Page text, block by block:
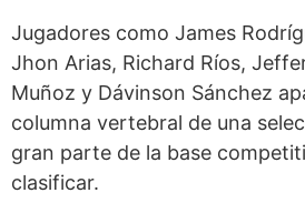
Jugadores como James
Jhon Arias, Richard Ríos,
Muñoz y Dávinson Sánchez
columna vertebral de una
gran parte de la base
clasificar.